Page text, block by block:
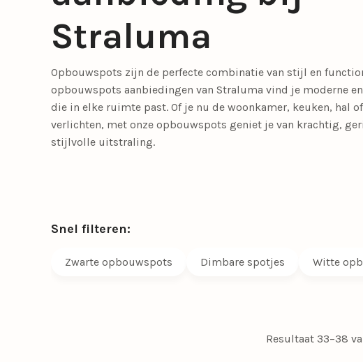
Tafellampen Opbouwspots
Meer verlichting
Bureaulampen
Calex Lampen
Lampenvoeten
Slaapkamerlampen Tienerkamerlampen
Meer lichtbronnen
LED lichtbronnen
Eetkamerstoelen Fauteuils
Straluma
Opbouwspots zijn de perfecte combinatie van stijl en
opbouwspots aanbiedingen van Straluma vind je moderne
die in elke ruimte past. Of je nu de woonkamer, keuken, hal
verlichten, met onze opbouwspots geniet je van krachtig,
stijlvolle uitstraling.
Snel filteren:
Zwarte opbouwspots Dimbare spotjes Witte
Resultaat 33–38